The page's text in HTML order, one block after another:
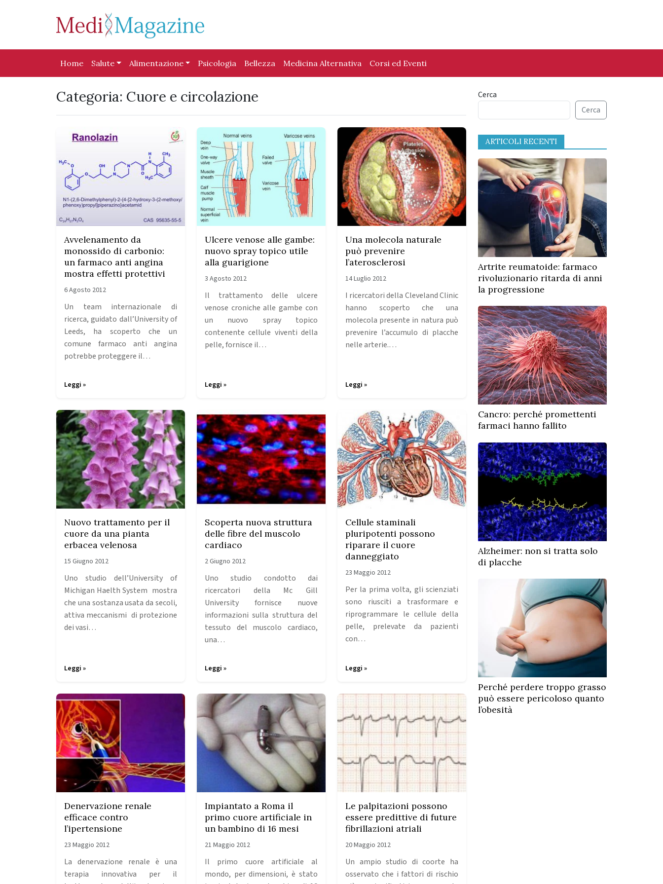
Home Salute Alimentazione Psicologia Bellezza Medicina Alternativa Corsi ed Eventi
Categoria: Cuore e circolazione
Avvelenamento da
monossido di carbonio:
un farmaco anti angina
mostra effetti protettivi
6 Agosto 2012
Un team internazionale di
ricerca, guidato dall’University of
Leeds, ha scoperto che un
comune farmaco anti angina
potrebbe proteggere il…
Leggi »
Ulcere venose alle gambe:
nuovo spray topico utile
alla guarigione
3 Agosto 2012
Il trattamento delle ulcere
venose croniche alle gambe con
un nuovo spray topico
contenente cellule viventi della
pelle, fornisce il…
Leggi »
Una molecola naturale
può prevenire
l’aterosclerosi
14 Luglio 2012
I ricercatori della Cleveland Clinic
hanno scoperto che una
molecola presente in natura può
prevenire l’accumulo di placche
nelle arterie.…
Leggi »
Nuovo trattamento per il
cuore da una pianta
erbacea velenosa
15 Giugno 2012
Uno studio dell’University of
Michigan Haelth System mostra
che una sostanza usata da secoli,
attiva meccanismi di protezione
dei vasi…
Leggi »
Scoperta nuova struttura
delle fibre del muscolo
cardiaco
2 Giugno 2012
Uno studio condotto dai
ricercatori della Mc Gill
University fornisce nuove
informazioni sulla struttura del
tessuto del muscolo cardiaco,
una…
Leggi »
Cellule staminali
pluripotenti possono
riparare il cuore
danneggiato
23 Maggio 2012
Per la prima volta, gli scienziati
sono riusciti a trasformare e
riprogrammare le cellule della
pelle, prelevate da pazienti
con…
Leggi »
Denervazione renale
efficace contro
l’ipertensione
23 Maggio 2012
La denervazione renale è una
terapia innovativa per il
Impiantato a Roma il
primo cuore artificiale in
un bambino di 16 mesi
21 Maggio 2012
Il primo cuore artificiale al
mondo, per dimensioni, è stato
Le palpitazioni possono
essere predittive di future
fibrillazioni atriali
20 Maggio 2012
Un ampio studio di coorte ha
osservato che i fattori di rischio
Cerca
Cerca
ARTICOLI RECENTI
Artrite reumatoide: farmaco
rivoluzionario ritarda di anni
la progressione
Cancro: perché promettenti
farmaci hanno fallito
Alzheimer: non si tratta solo
di placche
Perché perdere troppo grasso
può essere pericoloso quanto
l’obesità